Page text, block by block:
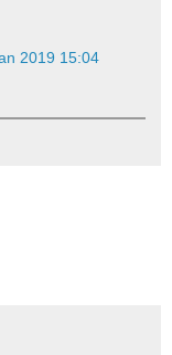
2019 15:04